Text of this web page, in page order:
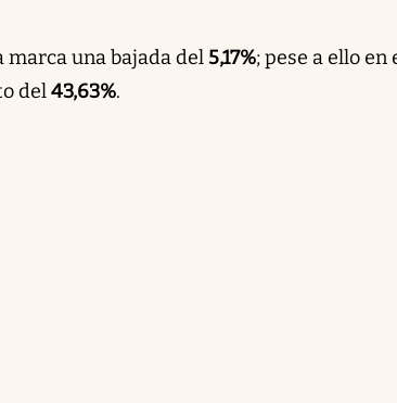
marca una bajada del5,17%; pese a ello en
del43,63%.